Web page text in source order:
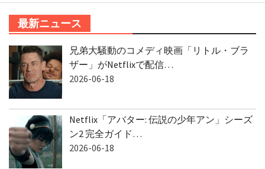
最新ニュース
兄弟大騒動のコメディ映画「リトル・ブラ
ザー」がNetflixで配信…
2026-06-18
Netflix「アバター: 伝説の少年アン」シーズ
ン2 完全ガイド…
2026-06-18